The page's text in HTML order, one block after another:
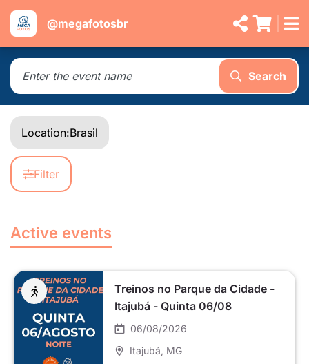
@megafotosbr
Search
Location:Brasil
Filter
Active events
Treinos no Parque da Cidade -
Itajubá - Quinta 06/08
06/08/2026
Itajubá , MG